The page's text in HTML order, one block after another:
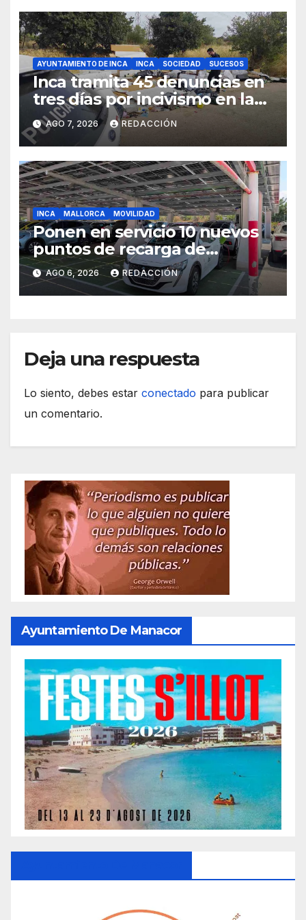
AYUNTAMIENTO DE INCA INCA SOCIEDAD SUCESOS
Inca tramita 45 denuncias en
tres días por incivismo en la
gestión de residuos
AGO 7, 2026 REDACCIÓN
INCA MALLORCA MOVILIDAD
Ponen en servicio 10 nuevos
puntos de recarga de
vehículos eléctricos en el
Hospital de Inca
AGO 6, 2026 REDACCIÓN
Deja una respuesta
Lo siento, debes estar conectado para publicar
un comentario.
Ayuntamiento De Manacor